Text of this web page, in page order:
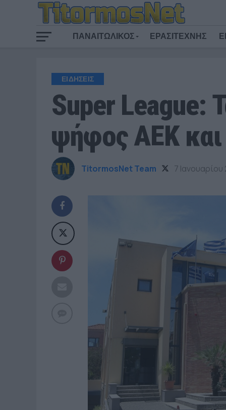
ΠΑΝΑΙΤΩΛΙΚΟΣ ΕΡΑΣΙΤΕΧΝΗΣ
ΕΙΔΗΣΕΙΣ
Super League:
ψήφος ΑΕΚ
TitormosNet Team 7 Ιανουαρίου